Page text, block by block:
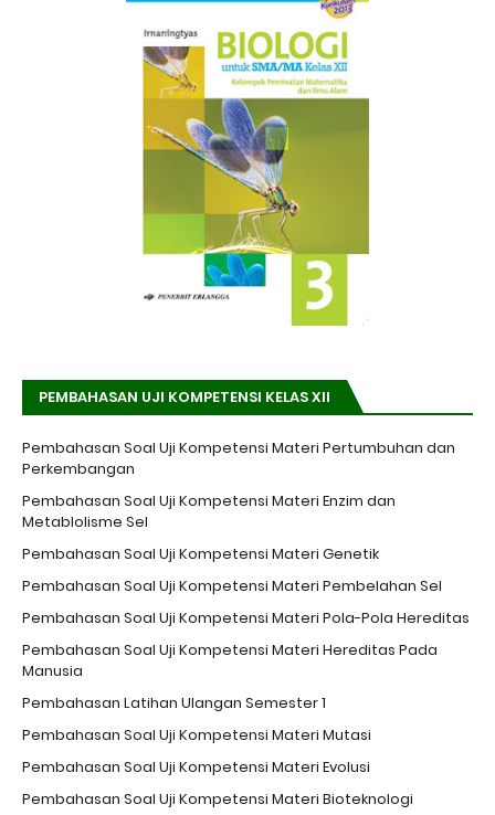
PEMBAHASAN UJI KOMPETENSI KELAS XII
Pembahasan Soal Uji Kompetensi Materi Pertumbuhan dan
Perkembangan
Pembahasan Soal Uji Kompetensi Materi Enzim dan
Metablolisme Sel
Pembahasan Soal Uji Kompetensi Materi Genetik
Pembahasan Soal Uji Kompetensi Materi Pembelahan Sel
Pembahasan Soal Uji Kompetensi Materi Pola-Pola Hereditas
Pembahasan Soal Uji Kompetensi Materi Hereditas Pada
Manusia
Pembahasan Latihan Ulangan Semester 1
Pembahasan Soal Uji Kompetensi Materi Mutasi
Pembahasan Soal Uji Kompetensi Materi Evolusi
Pembahasan Soal Uji Kompetensi Materi Bioteknologi